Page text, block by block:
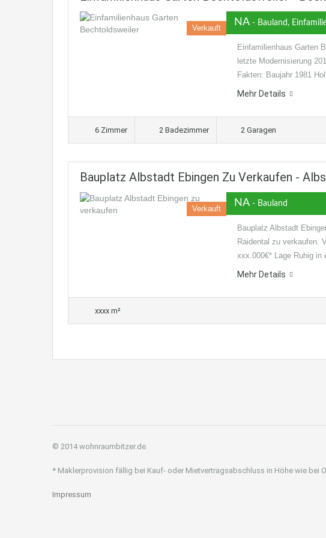
Verkauft
NA - Bauland,
Einfamilienhaus Garten
letzte Modernisierung
Fakten: Baujahr 1981
Mehr Details
6 Zimmer 2 Badezimmer 2 Garagen
Bauplatz Albstadt Ebingen Zu Verkaufen -
Verkauft
NA - Bauland
Bauplatz Albstadt
Raidental zu verkaufen.
xxx.000€* Lage Ruhig in
Mehr Details
xxxx m²
© 2014 wohnraumbitzer.de
* Maklerprovision fällig bei Kauf- oder Mietvertragsabschluss in Höhe wie bei
Impressum